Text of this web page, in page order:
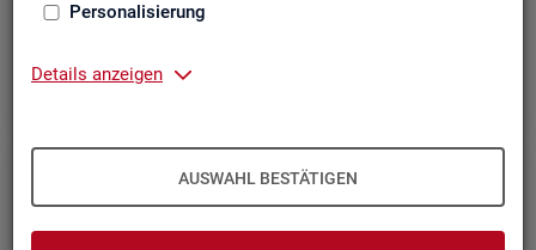
Personalisierung
Details anzeigen
AUSWAHL BESTÄTIGEN
Wie viele Menschen suchen Arbeit oder haben
Beschäftigungsverhältnis fehlt?